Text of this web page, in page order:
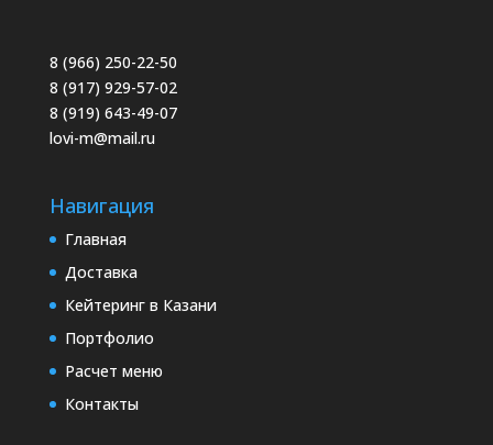
8 (966) 250-22-50
8 (917) 929-57-02
8 (919) 643-49-07
lovi-m@mail.ru
Навигация
Главная
Доставка
Кейтеринг в Казани
Портфолио
Расчет меню
Контакты